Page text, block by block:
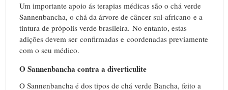
Um importante apoio ás terapias médicas são o chá verde
Sannenbancha, o chá da árvore de câncer sul-africano e a
tintura de própolis verde brasileira. No entanto, estas
adições devem ser confirmadas e coordenadas previamente
com o seu médico.
O Sannenbancha contra a diverticulite
O Sannenbancha é dos tipos de chá verde Bancha, feito a